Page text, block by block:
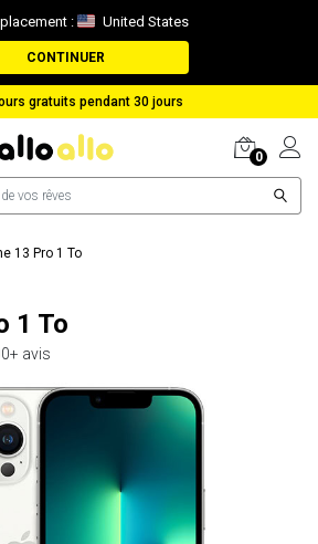
: United States
CONTINUER
en cas de perte de colis
0
13 Pro 1 To
1 To
avis